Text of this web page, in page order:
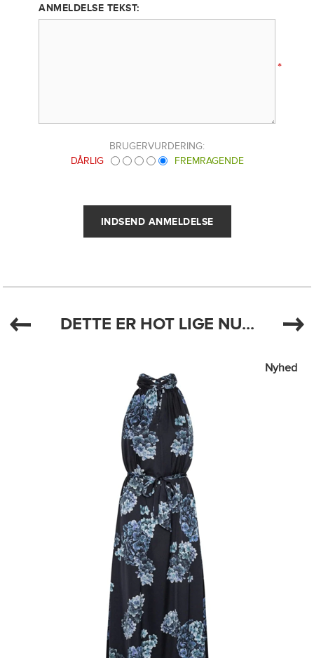
ANMELDELSE TEKST:
*
BRUGERVURDERING:
DÅRLIG
FREMRAGENDE
DETTE ER HOT LIGE NU...
Nyhed